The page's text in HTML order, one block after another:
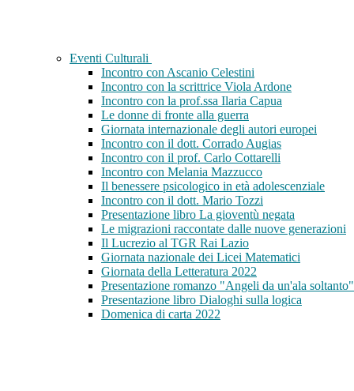
Eventi Culturali
Incontro con Ascanio Celestini
Incontro con la scrittrice Viola Ardone
Incontro con la prof.ssa Ilaria Capua
Le donne di fronte alla guerra
Giornata internazionale degli autori europei
Incontro con il dott. Corrado Augias
Incontro con il prof. Carlo Cottarelli
Incontro con Melania Mazzucco
Il benessere psicologico in età adolescenziale
Incontro con il dott. Mario Tozzi
Presentazione libro La gioventù negata
Le migrazioni raccontate dalle nuove generazioni
Il Lucrezio al TGR Rai Lazio
Giornata nazionale dei Licei Matematici
Giornata della Letteratura 2022
Presentazione romanzo "Angeli da un'ala soltanto"
Presentazione libro Dialoghi sulla logica
Domenica di carta 2022